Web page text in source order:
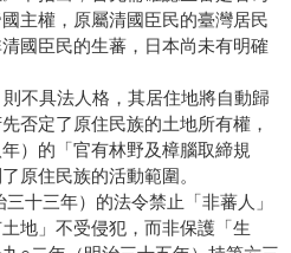
主權，原屬清國臣民的臺灣居民
國臣民的生蕃，日本尚未有明確
不具法人格，其居住地將自動歸
否定了原住民族的土地所有權，
）的「官有林野及樟腦取締規
原住民族的活動範圍。
十三年）的法令禁止「非蕃人」
地」不受侵犯，而非保護「生